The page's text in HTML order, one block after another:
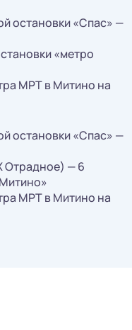
остановки «Спас» —
«метро
МРТ в Митино на
остановки «Спас» —
Отрадное) — 6
МРТ в Митино на